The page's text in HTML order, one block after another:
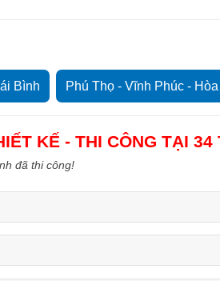
Bình Phú Thọ - Vĩnh Phúc -
KẾ - THI CÔNG TẠI 34
đã thi công!